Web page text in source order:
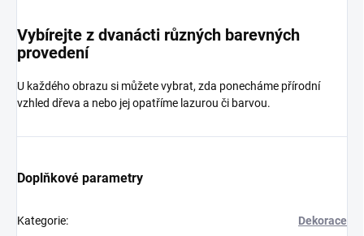
Vybírejte z dvanácti různých barevných
provedení
U každého obrazu si můžete vybrat, zda ponecháme přírodní
vzhled dřeva a nebo jej opatříme lazurou či barvou.
Doplňkové parametry
Kategorie: Dekorace